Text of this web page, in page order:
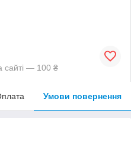
сайті — 100 ₴
Умови повернення